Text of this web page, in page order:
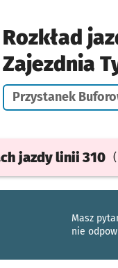
Rozkład
Zajezdnia
Przystanek
jazdylinii 310
Masz
nie